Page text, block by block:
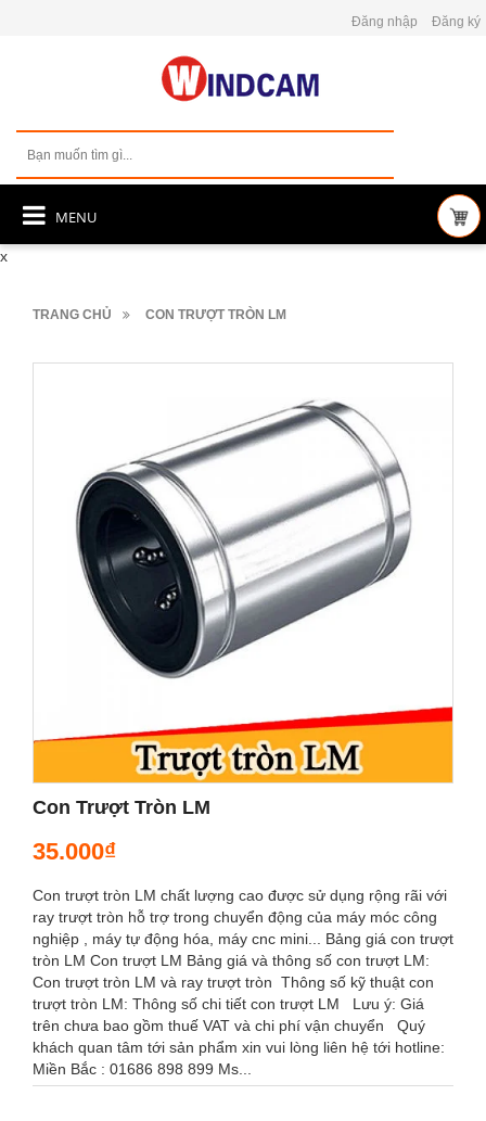
Đăng nhập Đăng ký
MENU
x
TRANG CHỦ CON TRƯỢT TRÒN LM
Con Trượt Tròn LM
35.000₫
Con trượt tròn LM chất lượng cao được sử dụng rộng rãi với
ray trượt tròn hỗ trợ trong chuyển động của máy móc công
nghiệp , máy tự động hóa, máy cnc mini... Bảng giá con trượt
tròn LM Con trượt LM Bảng giá và thông số con trượt LM:
Con trượt tròn LM và ray trượt tròn Thông số kỹ thuật con
trượt tròn LM: Thông số chi tiết con trượt LM Lưu ý: Giá
trên chưa bao gồm thuế VAT và chi phí vận chuyển Quý
khách quan tâm tới sản phẩm xin vui lòng liên hệ tới hotline:
Miền Bắc : 01686 898 899 Ms...